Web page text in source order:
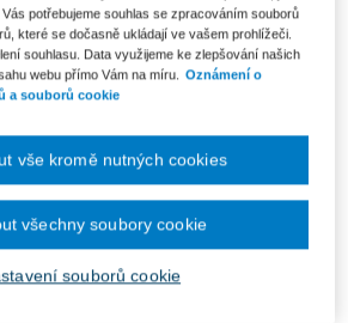
ASPI
první ucelený
představuje i ozbrojený bezpečnostní sbor,
však mnohem širší. Vedle vlastní struktury
a prostředků celníků i občanských
zpracování osobních a jiných
ochranu názvu a označení samotné
oblast mezinárodní spolupráce. Dále se
teoretických aspektů rovněž praktické
potřebujeme souhlas se zpracováním souborů
které se dočasně ukládají ve vašem prohlížeči.
souhlasu. Data využijeme ke zlepšování našich
webu přímo Vám na míru. Oznámení o
a souborů cookie
souborů cookie
vše kromě nutných cookies
všechny soubory cookie